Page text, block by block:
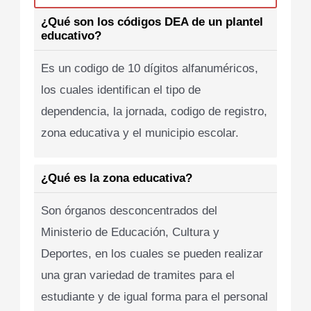
¿Qué son los códigos DEA de un plantel
educativo?
Es un codigo de 10 dígitos alfanuméricos,
los cuales identifican el tipo de
dependencia, la jornada, codigo de registro,
zona educativa y el municipio escolar.
¿Qué es la zona educativa?
Son órganos desconcentrados del
Ministerio de Educación, Cultura y
Deportes, en los cuales se pueden realizar
una gran variedad de tramites para el
estudiante y de igual forma para el personal